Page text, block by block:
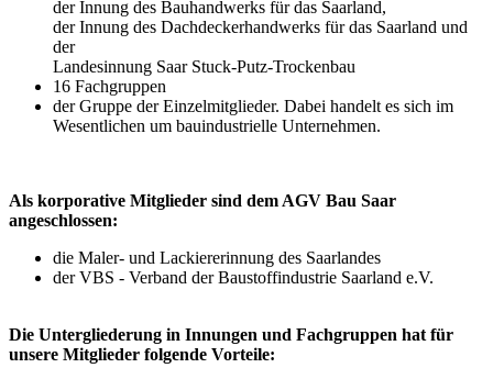
der Innung des Bauhandwerks für das Saarland,
der Innung des Dachdeckerhandwerks für das Saarland und
der
Landesinnung Saar Stuck-Putz-Trockenbau
16 Fachgruppen
der Gruppe der Einzelmitglieder. Dabei handelt es sich im
Wesentlichen um bauindustrielle Unternehmen.
Als korporative Mitglieder sind dem AGV Bau Saar
angeschlossen:
die Maler- und Lackiererinnung des Saarlandes
der VBS - Verband der Baustoffindustrie Saarland e.V.
Die Untergliederung in Innungen und Fachgruppen hat für
unsere Mitglieder folgende Vorteile: